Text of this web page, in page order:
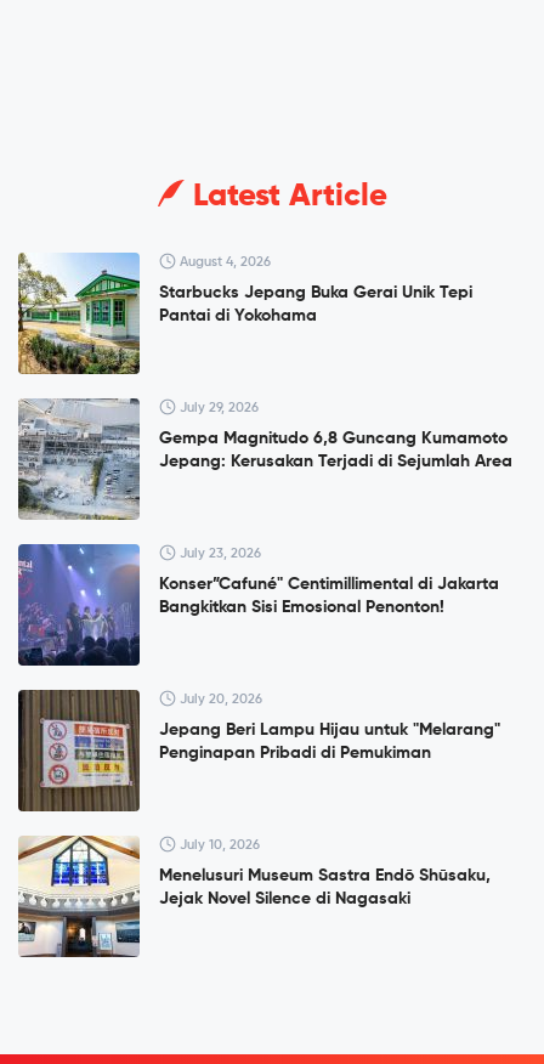
Latest Article
August 4, 2026
Starbucks Jepang Buka Gerai Unik Tepi
Pantai di Yokohama
July 29, 2026
Gempa Magnitudo 6,8 Guncang Kumamoto
Jepang: Kerusakan Terjadi di Sejumlah Area
July 23, 2026
Konser”Cafuné" Centimillimental di Jakarta
Bangkitkan Sisi Emosional Penonton!
July 20, 2026
Jepang Beri Lampu Hijau untuk "Melarang"
Penginapan Pribadi di Pemukiman
July 10, 2026
Menelusuri Museum Sastra Endō Shūsaku,
Jejak Novel Silence di Nagasaki